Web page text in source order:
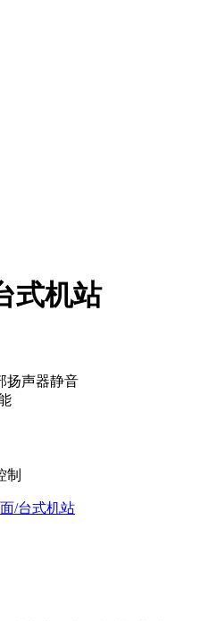
式机站
扬声器静音
制
/台式机站